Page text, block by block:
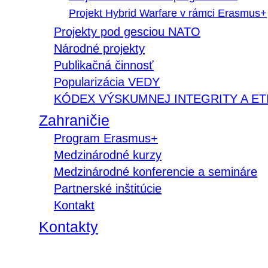
Projekt Hybrid Warfare v rámci Erasmus+
Projekty pod gesciou NATO
Národné projekty
Publikačná činnosť
Popularizácia VEDY
KÓDEX VÝSKUMNEJ INTEGRITY A
Zahraničie
Program Erasmus+
Medzinárodné kurzy
Medzinárodné konferencie a semináre
Partnerské inštitúcie
Kontakt
Kontakty